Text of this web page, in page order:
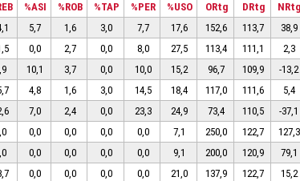
%ASI %ROB %TAP %PER %USO ORtg DRtg
NRtg
5,7 1,6 3,0 7,7 17,6 152,6 113,7
38,9
0,0 2,7 0,0 8,0 27,5 113,4 111,1
2,3
10,1 3,7 0,0 10,0 15,2 96,7 109,9
-13,2
4,8 1,6 3,0 14,5 18,4 117,0 111,6
5,4
7,0 2,4 0,0 23,3 24,9 73,4 110,5
-37,1
0,0 0,0 0,0 0,0 7,1 250,0 122,7
127,3
0,0 0,0 0,0 0,0 9,1 200,0 120,9
79,1
0,0 0,0 0,0 0,0 21,0 137,9 122,7
15,2